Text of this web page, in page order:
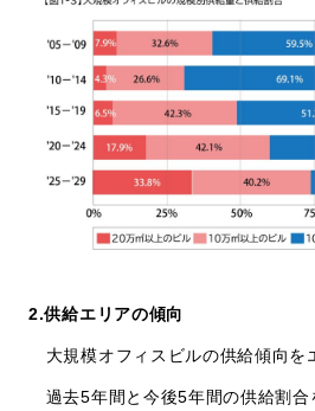
2.供給エリアの傾向
大規模オフィスビルの供給傾向を
過去5年間と今後5年間の供給割合